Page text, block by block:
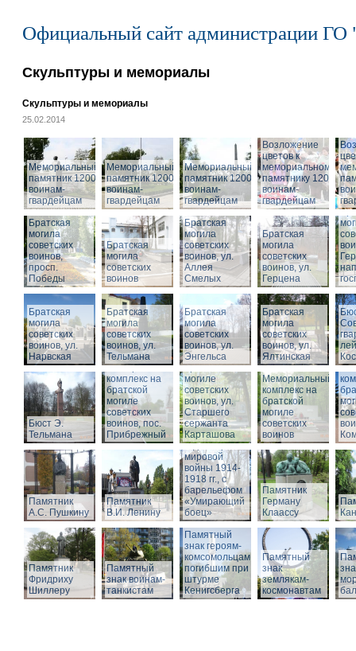
Официальный сайт администрации ГО
Скульптуры и мемориалы
Скульптуры и мемориалы
25.02.2014
Мемориальный
памятник 1200
воинам-
гвардейцам
Мемориальный
памятник 1200
воинам-
гвардейцам
Мемориальный
памятник 1200
воинам-
гвардейцам
Возложение
цветов к
мемориальному
памятнику 1200
воинам-
гвардейцам
Братская
могила
советских
воинов,
просп.
Победы
Братская
могила
советских
воинов
Братская
могила
советских
воинов, ул.
Аллея
Смелых
Братская
могила
советских
воинов, ул.
Герцена
Братская
могила
советских
воинов, ул.
Нарвская
Братская
могила
советских
воинов, ул.
Тельмана
Братская
могила
советских
воинов, ул.
Энгельса
Братская
могила
советских
воинов, ул.
Ялтинская
Бюст Э.
Тельмана
Мемориальный
комплекс на
братской
могиле
советских
воинов, пос.
Прибрежный
Мемориальный
комплекс на
братской
могиле
советских
воинов, ул.
Старшего
сержанта
Карташова
Мемориальный
комплекс на
братской
могиле
советских
воинов
Памятник
А.С. Пушкину
Памятник
В.И. Ленину
Памятник
воинам,
погибшим в
годы Первой
мировой
войны 1914-
1918 гг., с
барельефом
«Умирающий
боец»
Памятник
Герману
Клаассу
Памятник
Фридриху
Шиллеру
Памятный
знак воинам-
танкистам
Памятный
знак героям-
комсомольцам,
погибшим при
штурме
Кенигсберга
Памятный
знак
землякам-
космонавтам